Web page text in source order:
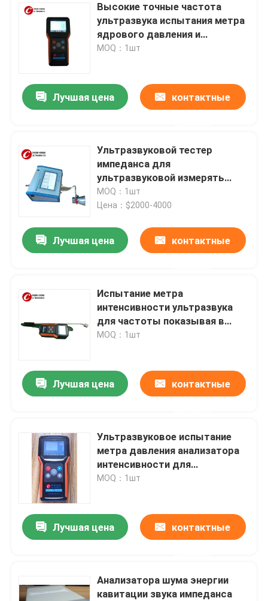
Продукты
Высокие точные частота
ультразвука испытания метра
ядрового давления и
интенсивность ультразвука
MOQ：1шт
Лучшая цена контактные
Ультразвуковой тестер
импеданса для
ультразвуковой измерять
датчика/керамики
MOQ：1шт
Цена：$2000-4000
Лучшая цена контактные
Испытание метра
интенсивности ультразвука
для частоты показывая в
жидкости
MOQ：1шт
Лучшая цена контактные
Ультразвуковое испытание
метра давления анализатора
интенсивности для
жидкостного показа частоты
MOQ：1шт
Лучшая цена контактные
Анализатора шума энергии
кавитации звука импеданса